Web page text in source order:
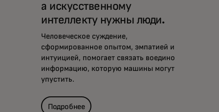
а искусственному
интеллекту нужны люди.
Человеческое суждение,
сформированное опытом, эмпатией и
интуицией, помогает связать воедино
информацию, которую машины могут
упустить.
Подробнее